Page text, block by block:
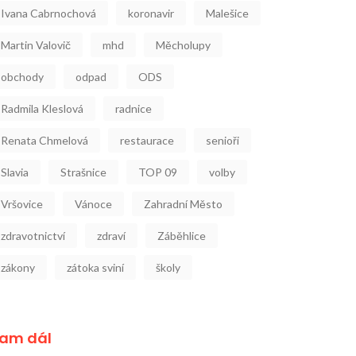
Ivana Cabrnochová koronavir Malešice
Martin Valovič mhd Měcholupy
obchody odpad ODS
Radmila Kleslová radnice
Renata Chmelová restaurace senioři
Slavia Strašnice TOP 09 volby
Vršovice Vánoce Zahradní Město
zdravotnictví zdraví Záběhlice
zákony zátoka sviní školy
dál